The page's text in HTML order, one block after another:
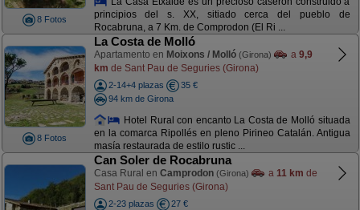
8 Fotos
principios del s. XX, sitiado cerca del pueblo de
Rocabruna, a 7 Km. de Comprodon (El Ri ...
8 Fotos
La Costa de Molló
Apartamento en Moixons / Molló (Girona) a 9,9
km de Sant Pau de Seguries (Girona)
2-14+4 plazas
35 €
94 km de Girona
Hotel Rural con encanto La Costa de Molló situada
en la comarca Ripollés en pleno Pirineo Catalán. Antigua
masía restaurada de estilo rustic ...
Can Soler de Rocabruna
Casa Rural en Camprodon (Girona) a 11 km de
Sant Pau de Seguries (Girona)
2-23 plazas
27 €